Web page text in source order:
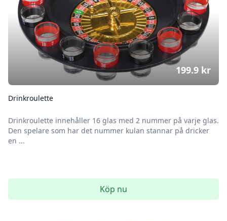
Drinkroulette
Drinkroulette innehåller 16 glas med 2 nummer på varje glas.
Den spelare som har det nummer kulan stannar på dricker
en ...
199.9 kr
Köp nu